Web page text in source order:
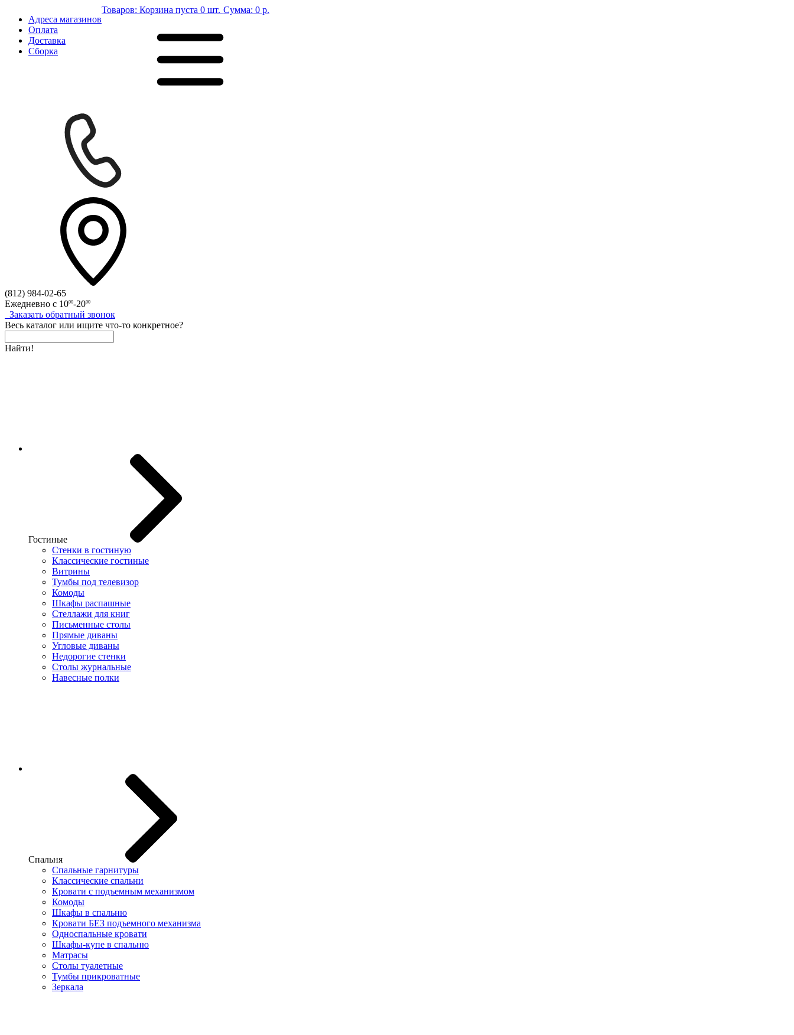
Адреса магазинов
Оплата
Доставка
Сборка
Товаров: Корзина пуста 0 шт. Сумма: 0 р.
(812) 984-02-65
Ежедневно с 1000-2000
Заказать обратный звонок
Весь каталог или ищите что-то конкретное?
Найти!
Гостиные
Стенки в гостиную
Классические гостиные
Витрины
Тумбы под телевизор
Комоды
Шкафы распашные
Стеллажи для книг
Письменные столы
Прямые диваны
Угловые диваны
Недорогие стенки
Столы журнальные
Навесные полки
Спальня
Спальные гарнитуры
Классические спальни
Кровати с подъемным механизмом
Комоды
Шкафы в спальню
Кровати БЕЗ подъемного механизма
Односпальные кровати
Шкафы-купе в спальню
Матрасы
Столы туалетные
Тумбы прикроватные
Зеркала